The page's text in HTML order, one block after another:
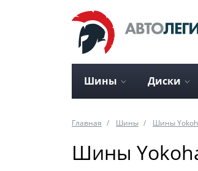
Шины Диски
Главная Шины Шины
Шины